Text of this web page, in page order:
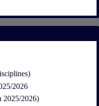
2026
2025/2026)